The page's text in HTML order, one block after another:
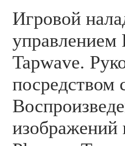
Игровой
управлением
Tapwave.
изображений